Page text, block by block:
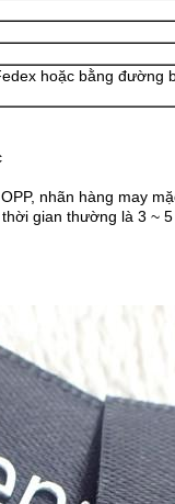
hoặc bằng đường
nhãn hàng may
gian thường là 3 ~